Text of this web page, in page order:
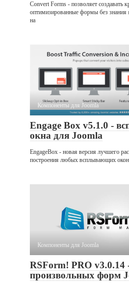
Convert Forms - позволяет создавать
оптимизированные формы без знания
на
Компоненты для Joomla
Engage Box v5.1.0 -
окна для Joomla
EngageBox - новая версия лучшего
построения любых всплывающих окон
Компоненты для Joomla
RSForm! PRO v3.0.14
произвольных форм